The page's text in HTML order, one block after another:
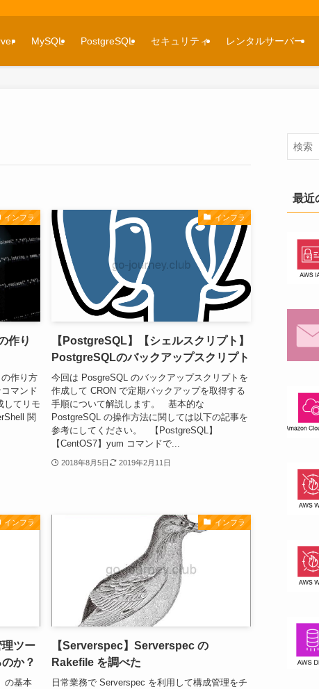
MySQL PostgreSQL セキュリティ レンタルサーバー
インフラ
作り
作り方
マンド
してリモ
関
インフラ
【PostgreSQL】【シェルスクリプト】
PostgreSQLのバックアップスクリプト
今回は PosgreSQL のバックアップスクリプトを
作成して CRON で定期バックアップを取得する
手順について解説します。 基本的な
PostgreSQL の操作方法に関しては以下の記事を
参考にしてください。 【PostgreSQL】
【CentOS7】yum コマンドで...
2018年8月5日 2019年2月11日
インフラ
ツー
か？
の基本
インフラ
【Serverspec】Serverspec の
Rakefile を調べた
日常業務で Serverspec を利用して構成管理をチ
最近